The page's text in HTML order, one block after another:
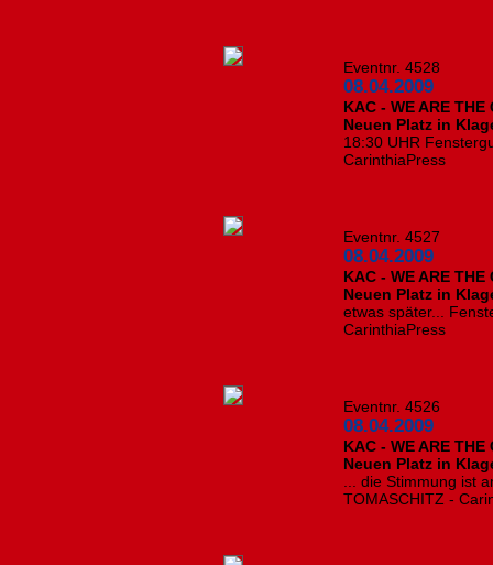
Eventnr. 4528
08.04.2009
KAC - WE ARE
Neuen Platz in
18:30 UHR
CarinthiaPress
Eventnr. 4527
08.04.2009
KAC - WE ARE
Neuen Platz in
etwas später...
CarinthiaPress
Eventnr. 4526
08.04.2009
KAC - WE ARE
Neuen Platz in
... die Stimmung
TOMASCHITZ -